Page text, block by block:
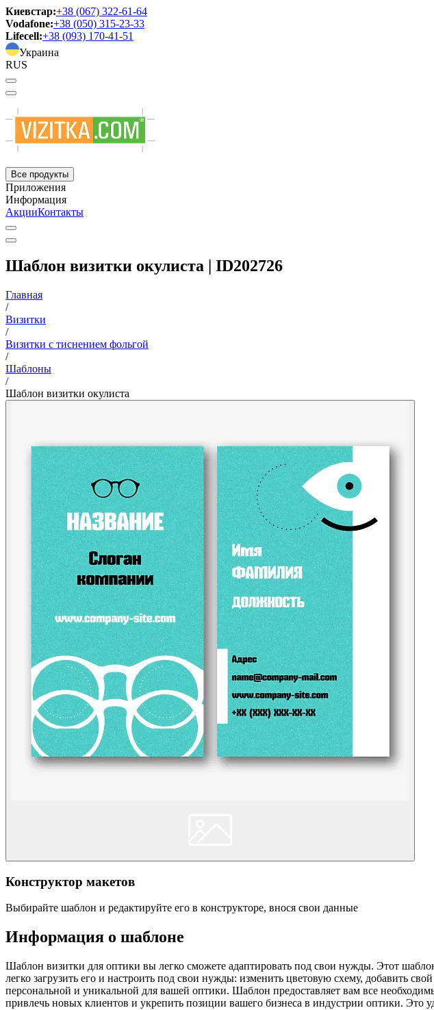
Киевстар:+38 (067) 322-61-64
Vodafone:+38 (050) 315-23-33
Lifecell:+38 (093) 170-41-51
Украина
RUS
Все продукты
Приложения
Информация
АкцииКонтакты
Шаблон визитки окулиста | ID202726
Главная
/
Визитки
/
Визитки с тиснением фольгой
/
Шаблоны
/
Шаблон визитки окулиста
Конструктор макетов
Выбирайте шаблон и редактируйте его в конструкторе, внося свои данные
Информация о шаблоне
Шаблон визитки для оптики вы легко сможете адаптировать под свои нужды. Этот
легко загрузить его и настроить под свои нужды: изменить цветовую схему, добавить
персональной и уникальной для вашей оптики. Шаблон предоставляет вам все
привлечь новых клиентов и укрепить позиции вашего бизнеса в индустрии оптики. Это